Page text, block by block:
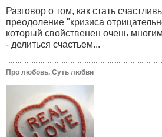
Разговор о том, как стать
преодоление "кризиса
который свойственен очень
- делиться счастьем...
Про любовь. Суть любви